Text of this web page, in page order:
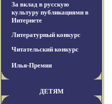
За вклад в русскую
культуру публикациями в
Интернете
Литературный конкурс
Читательский конкурс
Илья-Премия
ДЕТЯМ